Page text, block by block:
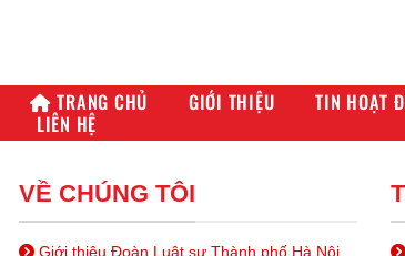
TRANG CHỦ GIỚI THIỆU TIN HOẠT
LIÊN HỆ
VỀ CHÚNG TÔI
Giới thiệu Đoàn Luật sư Thành phố Hà Nội